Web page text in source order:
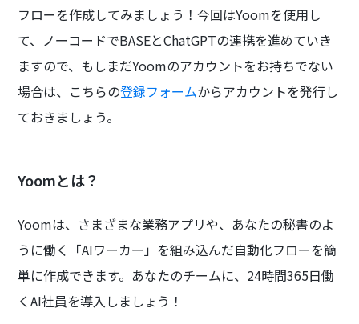
フローを作成してみましょう！今回はYoomを使用し
て、ノーコードでBASEとChatGPTの連携を進めていき
ますので、もしまだYoomのアカウントをお持ちでない
場合は、こちらの登録フォームからアカウントを発行し
ておきましょう。
Yoomとは？
Yoomは、さまざまな業務アプリや、あなたの秘書のよ
うに働く「AIワーカー」を組み込んだ自動化フローを簡
単に作成できます。あなたのチームに、24時間365日働
くAI社員を導入しましょう！